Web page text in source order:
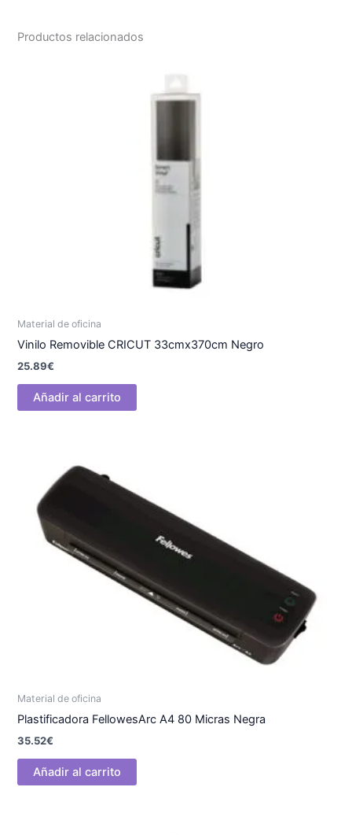
Productos relacionados
Material de oficina
Vinilo Removible CRICUT 33cmx370cm Negro
25.89€
Añadir al carrito
Material de oficina
Plastificadora FellowesArc A4 80 Micras Negra
35.52€
Añadir al carrito